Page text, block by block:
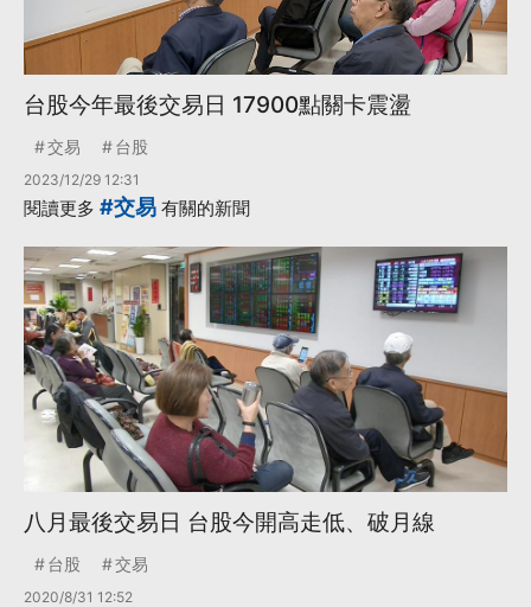
台股今年最後交易日 17900點關卡震盪
交易 台股
2023/12/29 12:31
閱讀更多 #交易 有關的新聞
八月最後交易日 台股今開高走低、破月線
台股 交易
2020/8/31 12:52